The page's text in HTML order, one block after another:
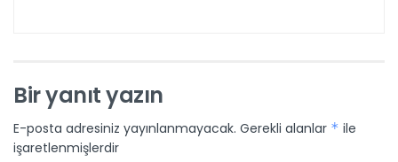
Bir yanıt yazın
E-posta adresiniz yayınlanmayacak. Gerekli alanlar * ile
işaretlenmişlerdir